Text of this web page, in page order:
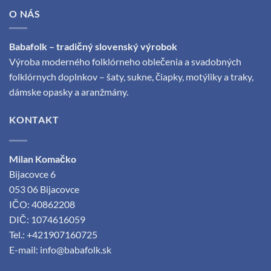
O NÁS
Babafolk – tradičný slovenský výrobok
Výroba moderného folklórneho oblečenia a svadobných
folklórnych doplnkov – šaty, sukne, čiapky, motýliky a traky,
dámske opasky a aranžmány.
KONTAKT
Milan Komačko
Bijacovce 6
053 06 Bijacovce
IČO: 40862208
DIČ: 1074616059
Tel.: +421907160725
E-mail: info@babafolk.sk